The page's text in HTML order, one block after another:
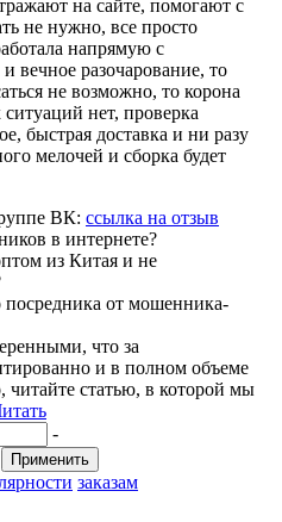
на сайте, помогают с
не нужно, все просто
напрямую с
вечное разочарование, то
не возможно, то корона
ситуаций нет, проверка
быстрая доставка и ни разу
мелочей и сборка будет
ВК: ссылка на отзыв
в интернете?
из Китая и не
посредника от мошенника-
что за
и в полном объеме
читайте статью, в которой мы
заказам
-
Применить